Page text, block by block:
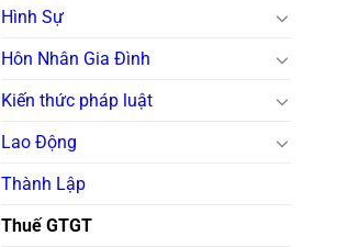
Hình Sự
Hôn Nhân Gia Đình
Kiến thức pháp luật
Lao Động
Thành Lập
Thuế GTGT